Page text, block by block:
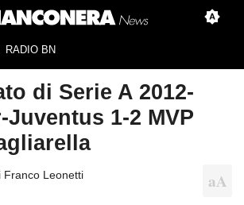
RADIO BN
di Serie A 2012-
Juventus 1-2 MVP
Franco Leonetti